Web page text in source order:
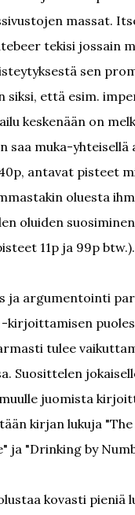
massat.
tekisi jossain
sen
siksi, että esim.
keskenään on
saa muka-yhteisellä
antavat pisteet
oluesta
oluiden
11p ja 99p btw.).
ja argumentointi
kirjoittamisen
tulee
Suosittelen
juomista
kirjan lukuja
ja "Drinking by
kovasti pieniä